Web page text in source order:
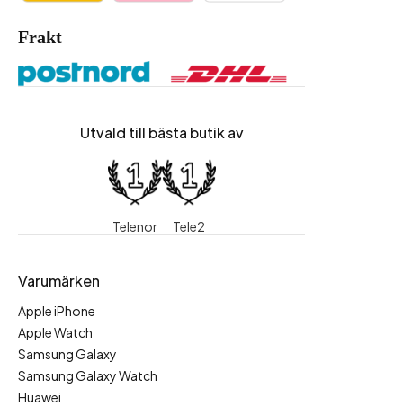
Frakt
Utvald till bästa butik av
Telenor Tele2
Varumärken
Apple iPhone
Apple Watch
Samsung Galaxy
Samsung Galaxy Watch
Huawei